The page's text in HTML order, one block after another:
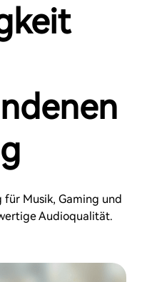
Musik, Gaming und
Audioqualität.